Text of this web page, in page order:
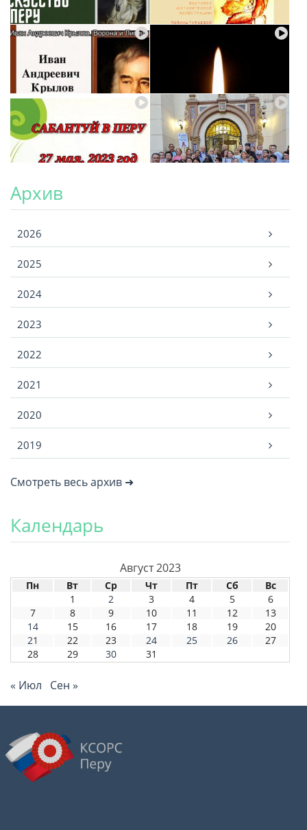
Архив
2026
2025
2024
2023
2022
2021
2020
2019
Смотреть весь архив ➜
Календарь
Август 2023
Пн Вт Ср Чт Пт Сб
Вс
1
2 3 4 5
6
7
8 9 10 11 12
13
14
15 16 17 18 19
20
21
22 23 24 25 26
27
28
29 30 31
« Июл Сен »